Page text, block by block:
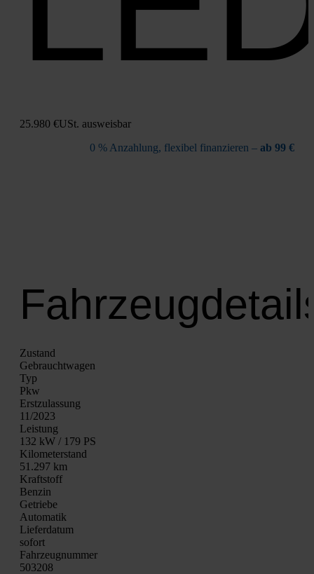
25.980 €USt. aus­weis­bar
0 % Anzah­lung, fle­xi­bel finan­zie­ren – ab 99 €
Zustand
Gebraucht­wa­gen
Typ
Pkw
Erst­zu­las­sung
11/2023
Leis­tung
132 kW / 179 PS
Kilo­me­ter­stand
51.297 km
Kraft­stoff
Ben­zin
Getrie­be
Auto­ma­tik
Lie­fer­da­tum
sofort
Fahrzeugnummer
503208